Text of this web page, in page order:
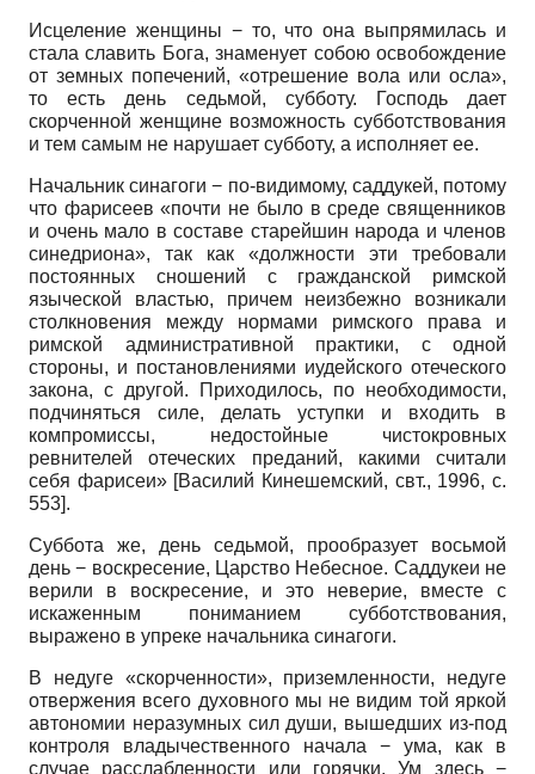
Исцеление женщины − то, что она выпрямилась и
стала славить Бога, знаменует собою освобождение
от земных попечений, «отрешение вола или осла»,
то есть день седьмой, субботу. Господь дает
скорченной женщине возможность субботствования
и тем самым не нарушает субботу, а исполняет ее.
Начальник синагоги − по-видимому, саддукей, потому
что фарисеев «почти не было в среде священников
и очень мало в составе старейшин народа и членов
синедриона», так как «должности эти требовали
постоянных сношений с гражданской римской
языческой властью, причем неизбежно возникали
столкновения между нормами римского права и
римской административной практики, с одной
стороны, и постановлениями иудейского отеческого
закона, с другой. Приходилось, по необходимости,
подчиняться силе, делать уступки и входить в
компромиссы, недостойные чистокровных
ревнителей отеческих преданий, какими считали
себя фарисеи» [Василий Кинешемский, свт., 1996, с.
553].
Суббота же, день седьмой, прообразует восьмой
день − воскресение, Царство Небесное. Саддукеи не
верили в воскресение, и это неверие, вместе с
искаженным пониманием субботствования,
выражено в упреке начальника синагоги.
В недуге «скорченности», приземленности, недуге
отвержения всего духовного мы не видим той яркой
автономии неразумных сил души, вышедших из-под
контроля владычественного начала − ума, как в
случае расслабленности или горячки. Ум здесь −